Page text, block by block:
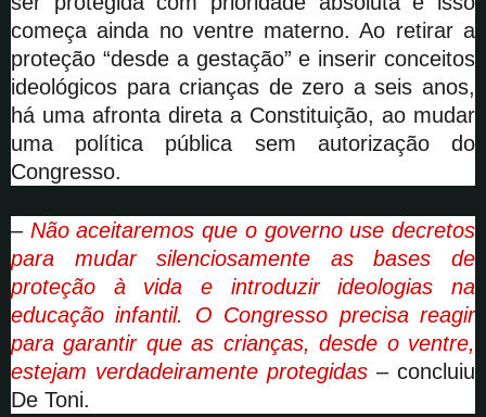
começa ainda no ventre materno. Ao retirar a
proteção “desde a gestação” e inserir conceitos
ideológicos para crianças de zero a seis anos,
há uma afronta direta a Constituição, ao mudar
uma política pública sem autorização do
Congresso.
– Não aceitaremos que o governo use decretos
para mudar silenciosamente as bases de
proteção à vida e introduzir ideologias na
educação infantil. O Congresso precisa reagir
para garantir que as crianças, desde o ventre,
estejam verdadeiramente protegidas – concluiu
De Toni.